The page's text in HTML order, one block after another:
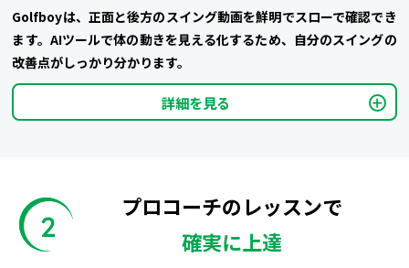
Golfboyは、正面と後方のスイング動画を鮮明でスローで確認でき
ます。AIツールで体の動きを見える化するため、自分のスイングの
改善点がしっかり分かります。
詳細を見る
プロコーチのレッスンで
確実に上達